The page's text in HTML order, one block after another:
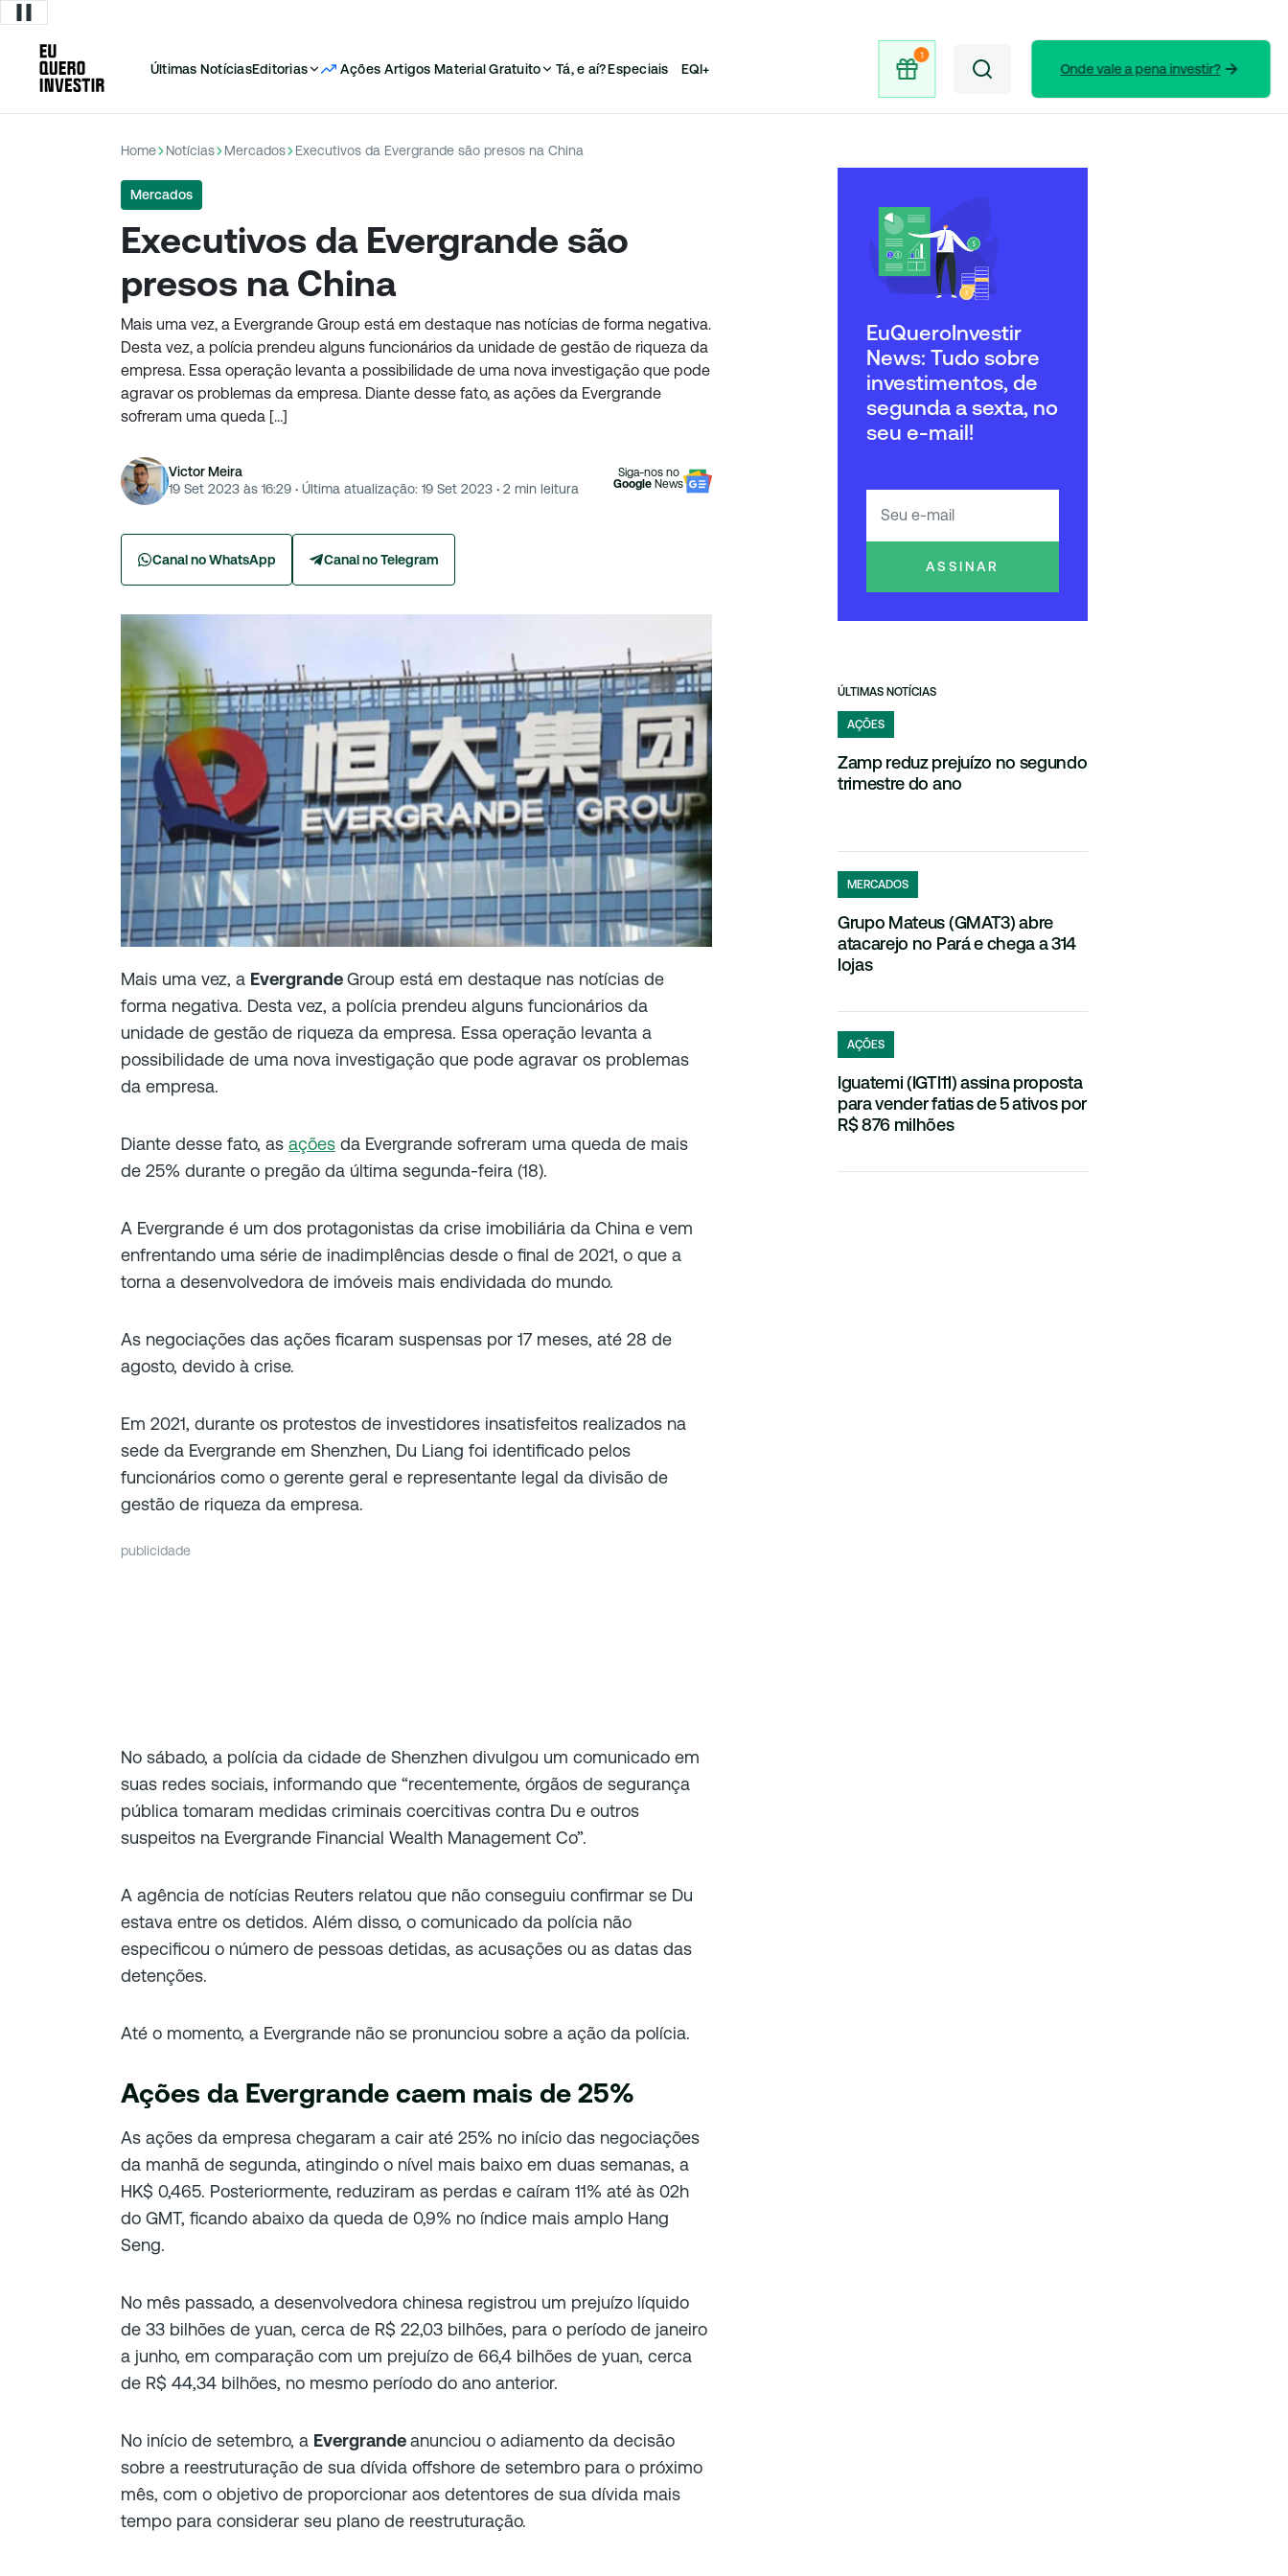
Últimas NotíciasEditorias Ações Artigos Material Gratuito Tá, e aí?Especiais EQI+ Onde vale a pena investir?
Home Notícias Mercados Executivos da Evergrande são presos na China
Mercados
Executivos da Evergrande são
presos na China
Mais uma vez, a Evergrande Group está em destaque nas notícias de forma negativa.
Desta vez, a polícia prendeu alguns funcionários da unidade de gestão de riqueza da
empresa. Essa operação levanta a possibilidade de uma nova investigação que pode
agravar os problemas da empresa. Diante desse fato, as ações da Evergrande
sofreram uma queda […]
Victor Meira
19 Set 2023 às 16:29 · Última atualização: 19 Set 2023 · 2 min leitura
Siga-nos no
Google News
Canal no WhatsApp Canal no Telegram
Mais uma vez, a EvergrandeGroup está em destaque nas notícias de
forma negativa. Desta vez, a polícia prendeu alguns funcionários da
unidade de gestão de riqueza da empresa. Essa operação levanta a
possibilidade de uma nova investigação que pode agravar os problemas
da empresa.
Diante desse fato, as ações da Evergrande sofreram uma queda de mais
de 25% durante o pregão da última segunda-feira (18).
A Evergrande é um dos protagonistas da crise imobiliária da China e vem
enfrentando uma série de inadimplências desde o final de 2021, o que a
torna a desenvolvedora de imóveis mais endividada do mundo.
As negociações das ações ficaram suspensas por 17 meses, até 28 de
agosto, devido à crise.
Em 2021, durante os protestos de investidores insatisfeitos realizados na
sede da Evergrande em Shenzhen, Du Liang foi identificado pelos
funcionários como o gerente geral e representante legal da divisão de
gestão de riqueza da empresa.
publicidade
No sábado, a polícia da cidade de Shenzhen divulgou um comunicado em
suas redes sociais, informando que “recentemente, órgãos de segurança
pública tomaram medidas criminais coercitivas contra Du e outros
suspeitos na Evergrande Financial Wealth Management Co”.
A agência de notícias Reuters relatou que não conseguiu confirmar se Du
estava entre os detidos. Além disso, o comunicado da polícia não
especificou o número de pessoas detidas, as acusações ou as datas das
detenções.
Até o momento, a Evergrande não se pronunciou sobre a ação da polícia.
Ações da Evergrande caem mais de 25%
As ações da empresa chegaram a cair até 25% no início das negociações
da manhã de segunda, atingindo o nível mais baixo em duas semanas, a
HK$ 0,465. Posteriormente, reduziram as perdas e caíram 11% até às 02h
do GMT, ficando abaixo da queda de 0,9% no índice mais amplo Hang
Seng.
No mês passado, a desenvolvedora chinesa registrou um prejuízo líquido
de 33 bilhões de yuan, cerca de R$ 22,03 bilhões, para o período de janeiro
a junho, em comparação com um prejuízo de 66,4 bilhões de yuan, cerca
de R$ 44,34 bilhões, no mesmo período do ano anterior.
No início de setembro, a Evergrandeanunciou o adiamento da decisão
sobre a reestruturação de sua dívida offshore de setembro para o próximo
mês, com o objetivo de proporcionar aos detentores de sua dívida mais
tempo para considerar seu plano de reestruturação.
EuQueroInvestir
News: Tudo sobre
investimentos, de
segunda a sexta, no
seu e-mail!
ASSINAR
ÚLTIMAS NOTÍCIAS
AÇÕES
Zamp reduz prejuízo no segundo
trimestre do ano
MERCADOS
Grupo Mateus (GMAT3) abre
atacarejo no Pará e chega a 314
lojas
AÇÕES
Iguatemi (IGTI11) assina proposta
para vender fatias de 5 ativos por
R$ 876 milhões